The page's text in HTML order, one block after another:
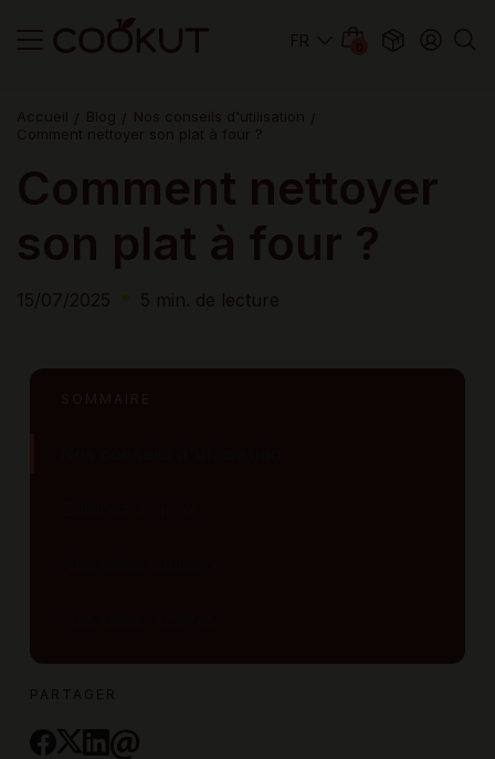
Accueil Blog
Nos conseils d'utilisation
Comment nettoyer son plat à four ?
Comment nettoyer
son plat à four ?
15/07/2025 5 min. de lecture
PARTAGER